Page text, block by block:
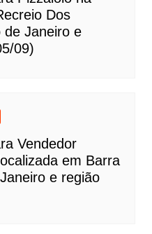
Dos
de Janeiro e
09)
Vendedor
em Barra
e região